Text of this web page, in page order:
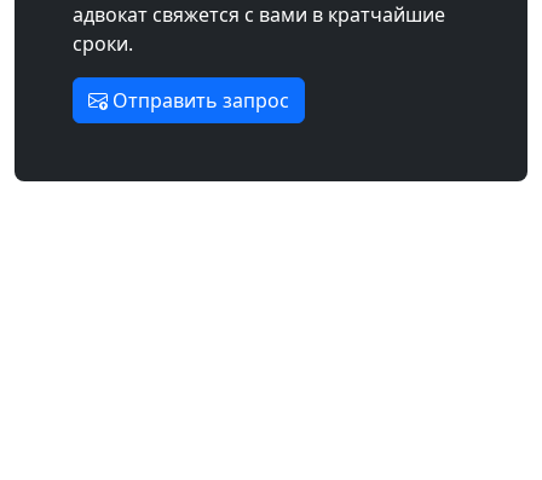
адвокат свяжется с вами в кратчайшие
сроки.
Отправить запрос